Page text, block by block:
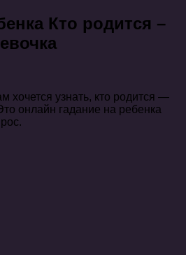
Кто родится –
узнать, кто родится —
онлайн гадание на ребенка